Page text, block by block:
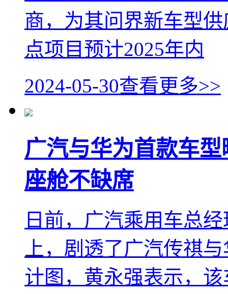
商，为其问界新车型
点项目预计2025年内
2024-05-30查看更多>>
广汽与华为首款车
座舱不缺席
日前，广汽乘用车总
上，剧透了广汽传祺
计图，黄永强表示，